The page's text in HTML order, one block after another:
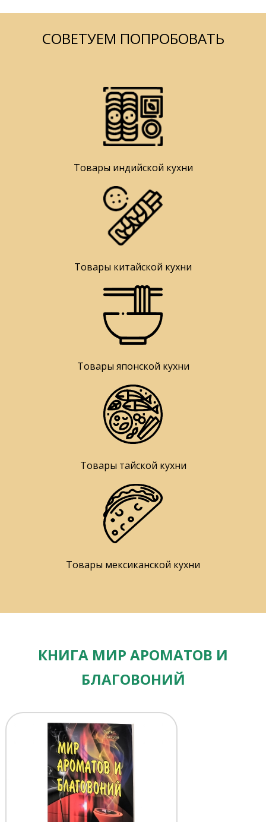
СОВЕТУЕМ ПОПРОБОВАТЬ
Товары индийской кухни
Товары китайской кухни
Товары японской кухни
Товары тайской кухни
Товары мексиканской кухни
КНИГА МИР АРОМАТОВ И
БЛАГОВОНИЙ